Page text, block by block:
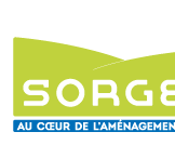
au
principal